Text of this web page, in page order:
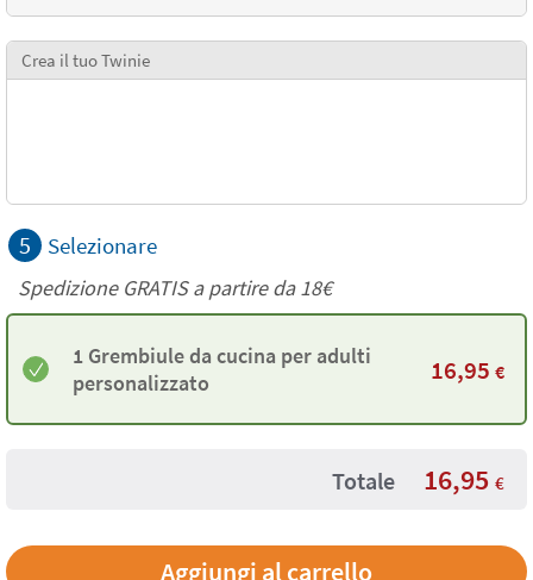
Crea il tuo Twinie
5 Selezionare
Spedizione GRATIS a partire da18€
1 Grembiule da cucina per adulti
personalizzato
16,95 €
Totale 16,95 €